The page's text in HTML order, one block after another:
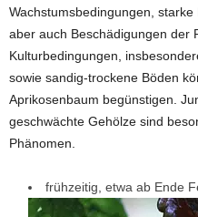
Wachstumsbedingungen,
aber auch Beschädigungen der
Kulturbedingungen,
sowie sandig-trockene Böden
Aprikosenbaum begünstigen.
geschwächte Gehölze sind
Phänomen.
frühzeitig, etwa ab Ende